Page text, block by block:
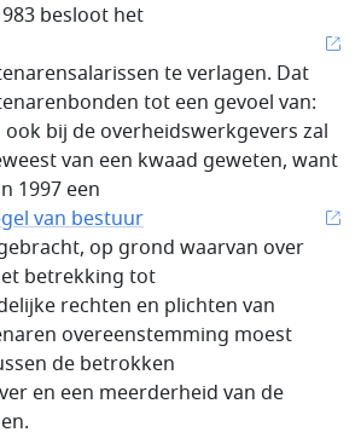
besloot het
te verlagen. Dat
tot een gevoel van:
bij de overheidswerkgevers zal
van een kwaad geweten, want
1997 een
van bestuur
op grond waarvan over
betrekking tot
rechten en plichten van
overeenstemming moest
de betrokken
en een meerderheid van de